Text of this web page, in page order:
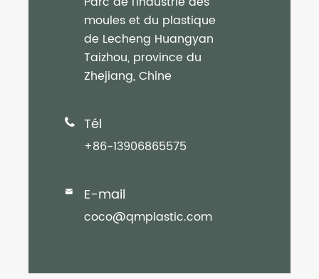
moules et du plastique
de Lecheng Huangyan
Taizhou, province du
Zhejiang, Chine
 Tél
+86-13906865575
 E-mail
coco@qmplastic.com